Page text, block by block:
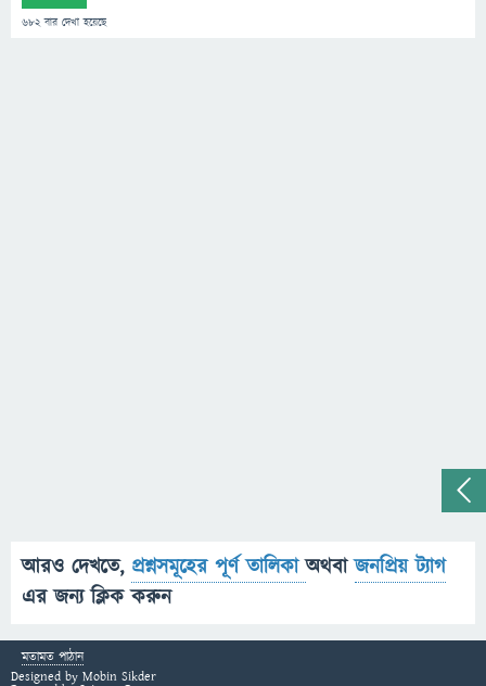
682বার দেখা হয়েছে
আরও দেখতে, প্রশ্নসমূহের পূর্ণ তালিকাঅথবাজনপ্রিয় ট্যাগ
এর জন্য ক্লিক করুন
মতামত পাঠান
Designed by Mobin Sikder